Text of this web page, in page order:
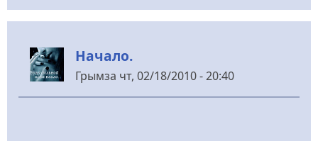
Начало.
Грымза чт, 02/18/2010 - 20:40